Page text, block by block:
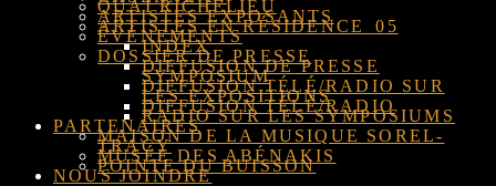
QUAI RICHELIEU
ARTISTES EXPOSANTS
ARTISTES EN RÉSIDENCE_05
ÉVÉNEMENTS
INDEX
DOSSIER DE PRESSE
DIFFUSION DE PRESSE
SYMPOSIUM
DIFFUSION TÉLÉ/RADIO SUR
LES EXPOSITIONS
DIFFUSION TÉLÉ/RADIO
RADIO SUR LES SYMPOSIUMS
PARTENAIRES
MAISON DE LA MUSIQUE SOREL-
TRACY
MUSÉE DES ABÉNAKIS
POINTE DU BUISSON
NOUS JOINDRE